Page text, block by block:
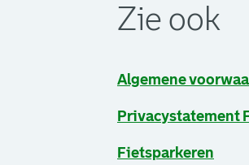
Zie ook
Algemene
Privacystatement
Fietsparkeren